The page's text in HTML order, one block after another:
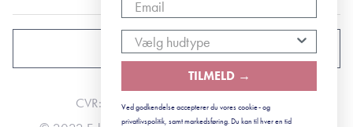
DANMARK
CVR: 41492252
TILMELD →
Ved godkendelse accepterer du vores cookie- og
privatlivspolitik, samt markedsføring. Du kan til hver en tid